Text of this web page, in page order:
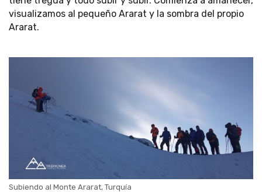
visualizamos al pequeño Ararat y la sombra del propio
Ararat.
Subiendo al Monte Ararat, Turquía